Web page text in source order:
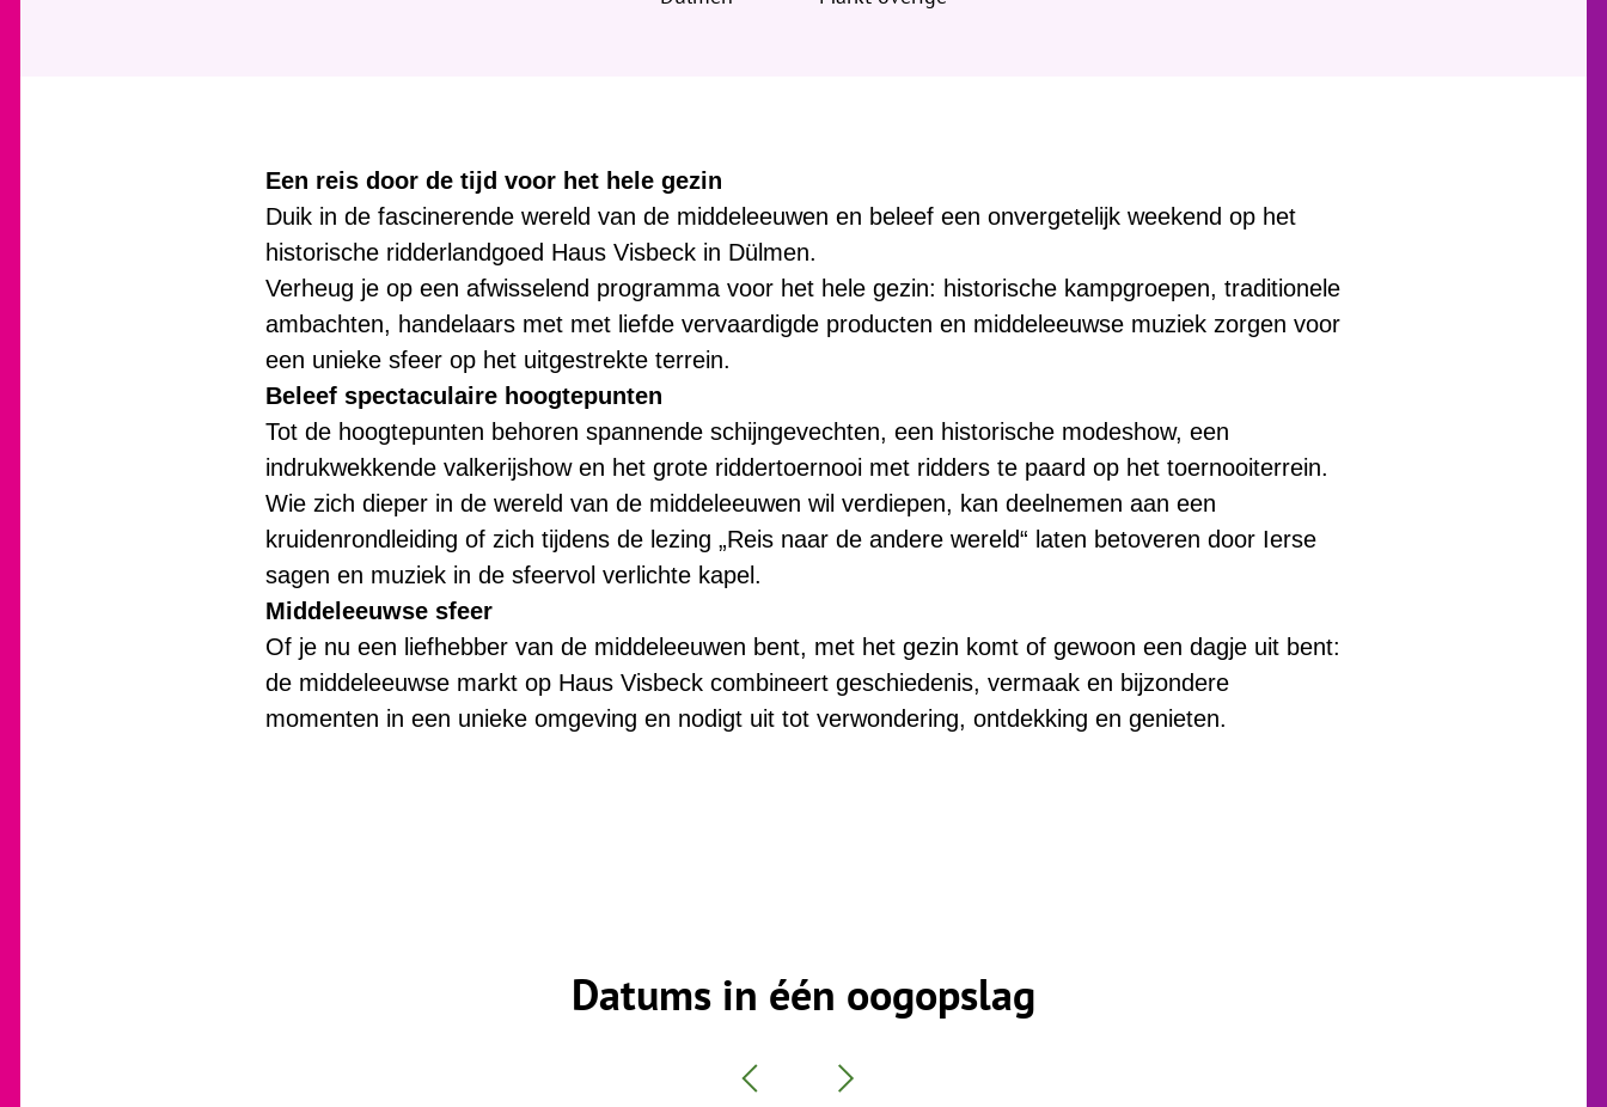
Een reis door de tijd voor het hele gezin
Duik in de fascinerende wereld van de middeleeuwen en beleef een onvergetelijk weekend op het
historische ridderlandgoed Haus Visbeck in Dülmen.
Verheug je op een afwisselend programma voor het hele gezin: historische kampgroepen, traditionele
ambachten, handelaars met met liefde vervaardigde producten en middeleeuwse muziek zorgen voor
een unieke sfeer op het uitgestrekte terrein.
Beleef spectaculaire hoogtepunten
Tot de hoogtepunten behoren spannende schijngevechten, een historische modeshow, een
indrukwekkende valkerijshow en het grote riddertoernooi met ridders te paard op het toernooiterrein.
Wie zich dieper in de wereld van de middeleeuwen wil verdiepen, kan deelnemen aan een
kruidenrondleiding of zich tijdens de lezing „Reis naar de andere wereld“ laten betoveren door Ierse
sagen en muziek in de sfeervol verlichte kapel.
Middeleeuwse sfeer
Of je nu een liefhebber van de middeleeuwen bent, met het gezin komt of gewoon een dagje uit bent:
de middeleeuwse markt op Haus Visbeck combineert geschiedenis, vermaak en bijzondere
momenten in een unieke omgeving en nodigt uit tot verwondering, ontdekking en genieten.
Datums in één oogopslag